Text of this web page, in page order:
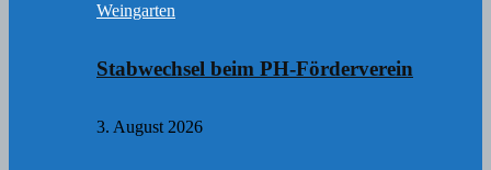
Weingarten
Stabwechsel beim PH-Förderverein
3. August 2026